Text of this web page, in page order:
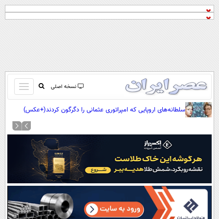
نسخه اصلی
باز
و
بسته
کردن
صفحه اول
آرشیو
نظرسنجی
آب و هوا
اوقات شرعی
سواد زندگی
سلطانه‌های اروپایی که امپراتوری عثمانی را دگرگون کردند(+عکس)